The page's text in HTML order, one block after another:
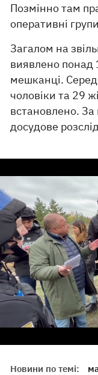
Позмінно там
оперативні
Загалом на
виявлено понад
мешканці.
чоловіки та 29
встановлено.
досудове
Новини по темі: